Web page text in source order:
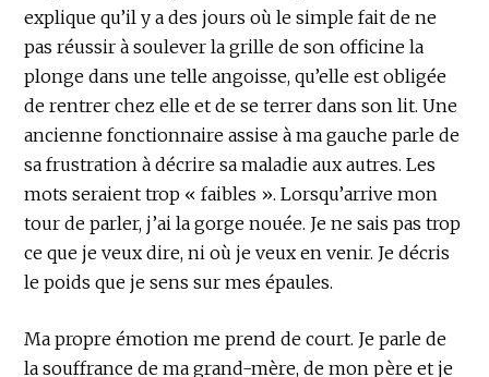
explique qu’il y a des jours où le simple fait de ne
pas réussir à soulever la grille de son officine la
plonge dans une telle angoisse, qu’elle est obligée
de rentrer chez elle et de se terrer dans son lit. Une
ancienne fonctionnaire assise à ma gauche parle de
sa frustration à décrire sa maladie aux autres. Les
mots seraient trop « faibles ». Lorsqu’arrive mon
tour de parler, j’ai la gorge nouée. Je ne sais pas trop
ce que je veux dire, ni où je veux en venir. Je décris
le poids que je sens sur mes épaules.
Ma propre émotion me prend de court. Je parle de
la souffrance de ma grand-mère, de mon père et je